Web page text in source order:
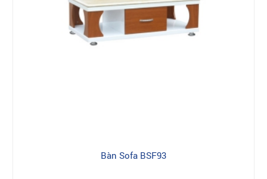
Bàn Sofa BSF93